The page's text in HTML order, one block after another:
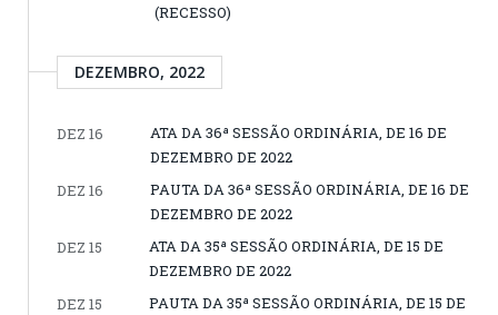
(RECESSO)
DEZEMBRO, 2022
DEZ 16
ATA DA 36ª SESSÃO ORDINÁRIA, DE 16 DE
DEZEMBRO DE 2022
DEZ 16
PAUTA DA 36ª SESSÃO ORDINÁRIA, DE 16 DE
DEZEMBRO DE 2022
DEZ 15
ATA DA 35ª SESSÃO ORDINÁRIA, DE 15 DE
DEZEMBRO DE 2022
DEZ 15
PAUTA DA 35ª SESSÃO ORDINÁRIA, DE 15 DE